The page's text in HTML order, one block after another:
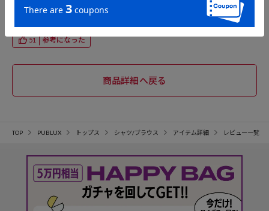
投稿者：たみちゃん
51 参考になった
TOP PUBLUX トップス シャツ/ブラウス アイテム詳細 レビュー一覧